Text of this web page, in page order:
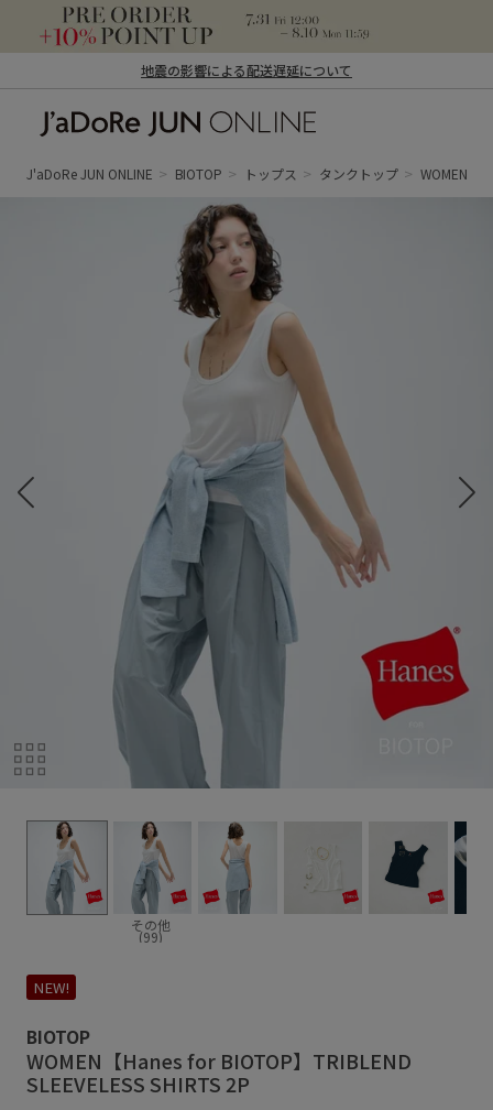
地震の影響による配送遅延について
ン オンライン）
J'aDoRe JUN ONLINE BIOTOP トップス タンクトップ WOMEN【
その他
(99)
NEW!
BIOTOP
WOMEN【Hanes for BIOTOP】TRIBLEND
SLEEVELESS SHIRTS 2P